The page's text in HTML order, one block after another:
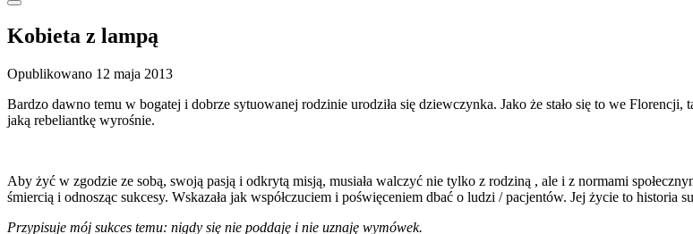
Kobieta z lampą
Opublikowano 12 maja 2013
Bardzo dawno temu w bogatej i dobrze sytuowanej rodzinie urodziła się dziewczynka. Jako że stało się to we
jaką rebeliantkę wyrośnie.
Aby żyć w zgodzie ze sobą, swoją pasją i odkrytą misją, musiała walczyć nie tylko z rodziną , ale i z normami
śmiercią i odnosząc sukcesy. Wskazała jak współczuciem i poświęceniem dbać o ludzi / pacjentów. Jej życie to historia
Przypisuje mój sukces temu: nigdy się nie poddaję i nie uznaję wymówek.